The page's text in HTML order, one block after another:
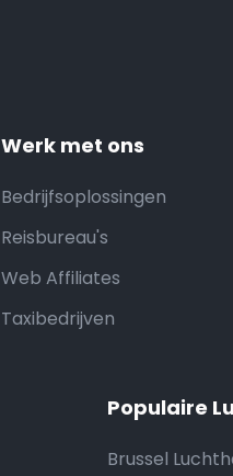
Werk met ons
Bedrijfsoplossingen
Reisbureau's
Web Affiliates
Taxibedrijven
Populaire
Brussel